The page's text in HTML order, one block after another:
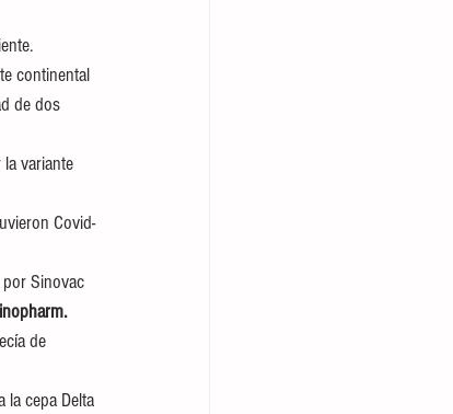
continental
de dos
variante
Covid-
Sinovac
de
la cepa Delta